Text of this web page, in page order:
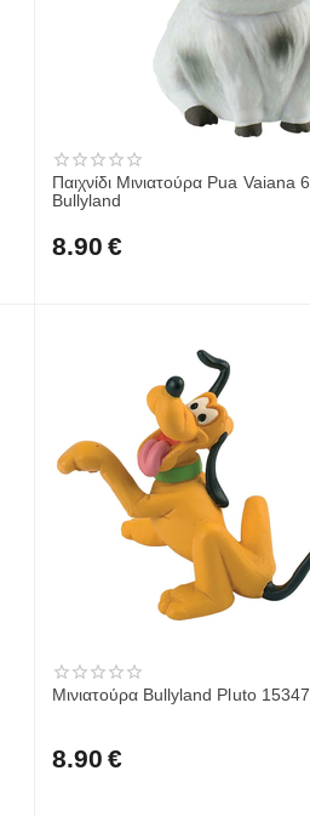
Παιχνίδι Μινιατούρα Pua Vaiana 6εκ.
Bullyland
8.90 €
Μινιατούρα Bullyland Pluto 15347
8.90 €